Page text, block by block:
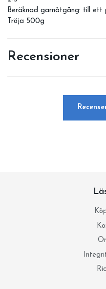
Beräknad garnåtgång: till
Tröja 500g
Recensioner